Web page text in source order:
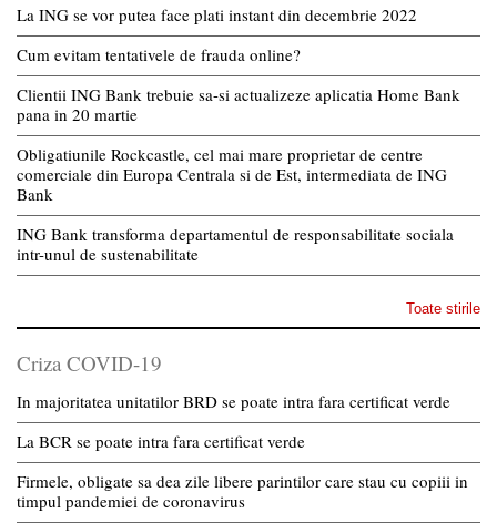
La ING se vor putea face plati instant din decembrie 2022
Cum evitam tentativele de frauda online?
Clientii ING Bank trebuie sa-si actualizeze aplicatia Home Bank
pana in 20 martie
Obligatiunile Rockcastle, cel mai mare proprietar de centre
comerciale din Europa Centrala si de Est, intermediata de ING
Bank
ING Bank transforma departamentul de responsabilitate sociala
intr-unul de sustenabilitate
Toate stirile
Criza COVID-19
In majoritatea unitatilor BRD se poate intra fara certificat verde
La BCR se poate intra fara certificat verde
Firmele, obligate sa dea zile libere parintilor care stau cu copiii in
timpul pandemiei de coronavirus